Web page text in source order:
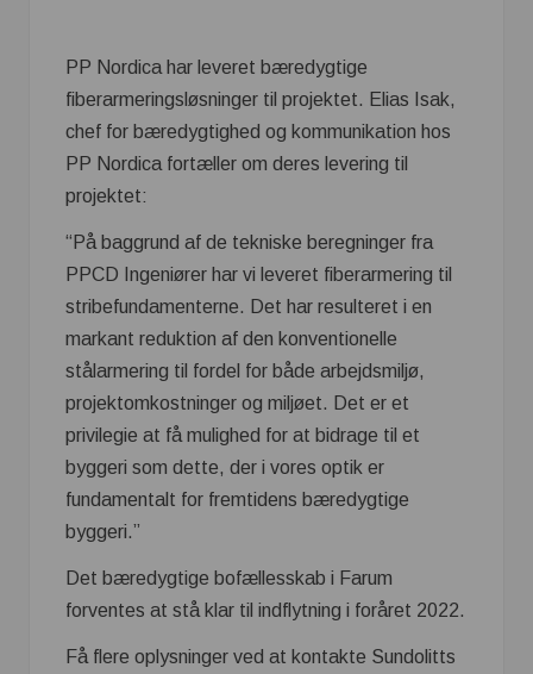
PP Nordica har leveret bæredygtige
fiberarmeringsløsninger til projektet. Elias Isak,
chef for bæredygtighed og kommunikation hos
PP Nordica fortæller om deres levering til
projektet:
“På baggrund af de tekniske beregninger fra
PPCD Ingeniører har vi leveret fiberarmering til
stribefundamenterne. Det har resulteret i en
markant reduktion af den konventionelle
stålarmering til fordel for både arbejdsmiljø,
projektomkostninger og miljøet. Det er et
privilegie at få mulighed for at bidrage til et
byggeri som dette, der i vores optik er
fundamentalt for fremtidens bæredygtige
byggeri.”
Det bæredygtige bofællesskab i Farum
forventes at stå klar til indflytning i foråret 2022.
Få flere oplysninger ved at kontakte Sundolitts